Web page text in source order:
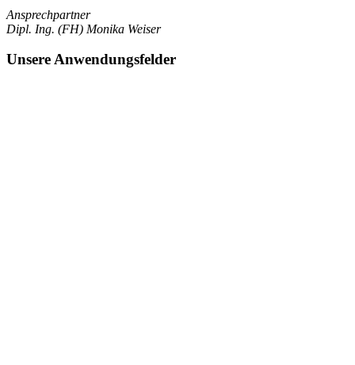
Ansprechpartner
Dipl. Ing. (FH) Monika Weiser
Unsere Anwendungsfelder